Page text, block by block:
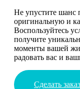
Не упустите шанс
оригинальную и
Воспользуйтесь
получите
моменты вашей
радовать вас и
Сделать заказ